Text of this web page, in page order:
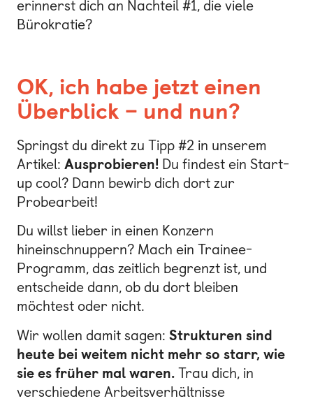
erinnerst dich an Nachteil #1, die viele
Bürokratie?
OK, ich habe jetzt einen
Überblick – und nun?
Springst du direkt zu Tipp #2 in unserem
Artikel: Ausprobieren! Du findest ein Start-
up cool? Dann bewirb dich dort zur
Probearbeit!
Du willst lieber in einen Konzern
hineinschnuppern? Mach ein Trainee-
Programm, das zeitlich begrenzt ist, und
entscheide dann, ob du dort bleiben
möchtest oder nicht.
Wir wollen damit sagen: Strukturen sind
heute bei weitem nicht mehr so starr, wie
sie es früher mal waren. Trau dich, in
verschiedene Arbeitsverhältnisse